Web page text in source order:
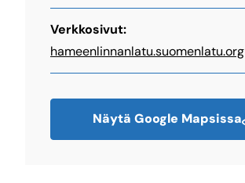
Verkkosivut:
hameenlinnanlatu.suomenlatu.org
Näytä Google Mapsissa